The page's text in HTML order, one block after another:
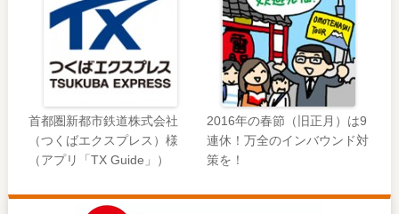
首都圏新都市鉄道株式会社
（つくばエクスプレス）様
（アプリ「TX Guide」）
2016年の春節（旧正月）は9
連休！万全のインバウンド対
策を！